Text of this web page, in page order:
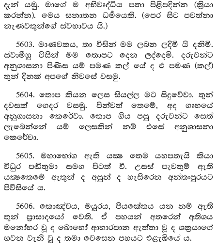
දැන් යමු. මාගේ ම අභිවෘද්ධිය පතා පිළිපදින්න (ක්‍රියා
කරන්න). මෙය සනාතන ධර්‍මයෙකි. (පෙර සිට පවත්නා
නැණවතුන්ගේ ස්වභාවය යි.)
5603. මාණවකය, තා විසින් මම ලබන ලදිමි යි දනිමි.
ස්වාමීහු විසින් මම තොපට දෙන ලද්දෙමි. දරුවන්ට
අනුශාසනා පිණිස යම් පමණ කල් යේ ද එ පමණ (කල්)
තුන් දිනක් අපගේ නිවසේ වසමු.
5604. තොප කියන ලෙස සියල්ල මට සිදුවේවා. තුන්
දවසක් ගෙදර වසමු. පින්වත් තෙමේ, අද ගෘහයේ
අනුශාසනා කෙරේවා. තොප ගිය පසු දරුවන්ට සෙත්
ලැබෙන්නේ යම් ලෙසකින් නම් එසේ අනුශාසනා
කෙරේවා.
5605. මහාභෝග ඇති යක්‍ෂ තෙම යහපතැයි කියා
විධුර පඬිතුමා සමග පිටත් වී. උසස් පැවතුම් ඇති
යක්‍ෂතෙමේ ඇතුන් ද අසුන් ද හැසිරෙන අන්තඃපුරයට
පිවිසියේ ය.
5606. කොඤ්චය, මයූරය, පියකේතය යන නම් ඇති
තුන් ප්‍රාසාදයෝ වෙති. ඒ පහයන් අතරෙන් අතිශය
මනෝහර වූ ද බොහෝ ආහාරපාන ඇත්තා වූ ද ශක්‍රයාගේ
භවන වැනි වූ ද තමා වෙසෙන පහයට එළැඹියේ ය.